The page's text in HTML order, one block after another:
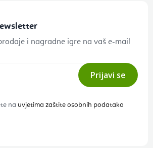
i nagradne igre na vaš e-mail
Prijavi se
na uvjetima zaštite osobnih podataka